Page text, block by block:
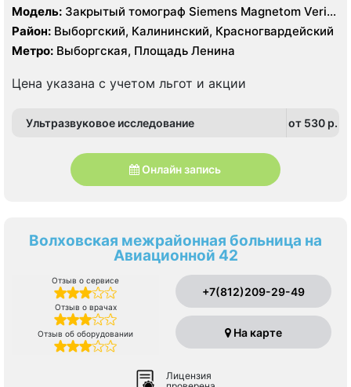
Модель: Закрытый томограф Siemens Magnetom Verio
3.0 Тесла, КТ Siemens Somatom Definition 64 среза
Район: Выборгский, Калининский, Красногвардейский
Метро: Выборгская, Площадь Ленина
Цена указана с учетом льгот и акции
Ультразвуковое исследование от 530 p.
Онлайн запись
Волховская межрайонная больница на
Авиационной 42
Отзыв о сервисе
Отзыв о врачах
Отзыв об оборудовании
+7(812)209-29-49
На карте
Лицензия